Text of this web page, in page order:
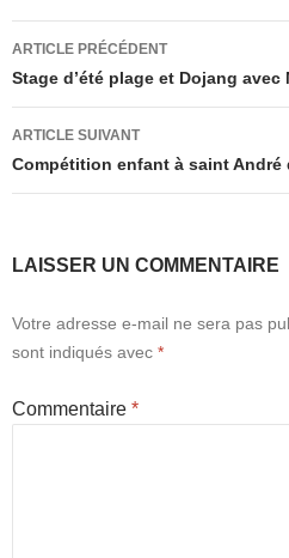
o
o
k
o
n
Navigation
des
articles
ARTICLE PRÉCÉDENT
Stage d’été plage et Dojang avec
ARTICLE SUIVANT
Compétition enfant à saint André
LAISSER UN COMMENTAIRE
Votre adresse e-mail ne sera pas
sont indiqués avec *
Commentaire *